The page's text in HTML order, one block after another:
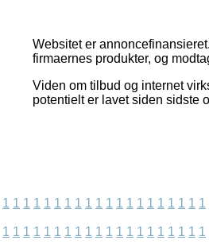
Websitet er
firmaernes produkter, og
Viden om tilbud og internet
potentielt er lavet siden sidste
1 1 1 1 1 1 1 1 1 1 1 1 1 1 1 1 1 1 1 1
1 1 1 1 1 1 1 1 1 1 1 1 1 1 1 1 1 1 1 1